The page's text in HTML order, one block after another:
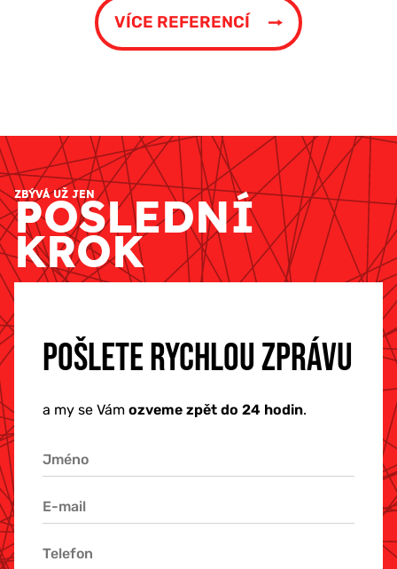
VÍCE REFERENCÍ
ZBÝVÁ UŽ JEN
POSLEDNÍ
KROK
POŠLETE RYCHLOU ZPRÁVU
a my se Vám ozveme zpět do 24 hodin.